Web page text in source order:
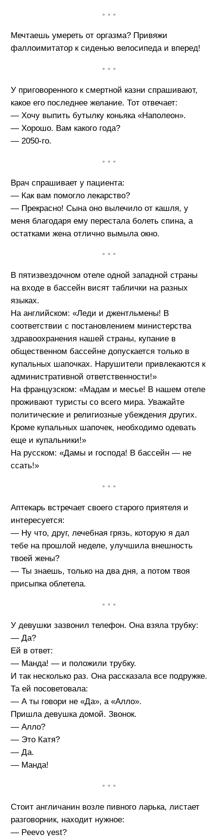
• • •
Мечтаешь умереть от оргазма? Привяжи
фаллоимитатор к сиденью велосипеда и вперед!
• • •
У приговоренного к смертной казни спрашивают,
какое его последнее желание. Тот отвечает:
— Хочу выпить бутылку коньяка «Наполеон».
— Хорошо. Вам какого года?
— 2050-го.
• • •
Врач спрашивает у пациента:
— Как вам помогло лекарство?
— Прекрасно! Сына оно вылечило от кашля, у
меня благодаря ему перестала болеть спина, а
остатками жена отлично вымыла окно.
• • •
В пятизвездочном отеле одной западной страны
на входе в бассейн висят таблички на разных
языках.
На английском: «Леди и джентльмены! В
соответствии с постановлением министерства
здравоохранения нашей страны, купание в
общественном бассейне допускается только в
купальных шапочках. Нарушители привлекаются к
административной ответственности!»
На французском: «Мадам и месье! В нашем отеле
проживают туристы со всего мира. Уважайте
политические и религиозные убеждения других.
Кроме купальных шапочек, необходимо одевать
еще и купальники!»
На русском: «Дамы и господа! В бассейн — не
ссать!»
• • •
Аптекарь встречает своего старого приятеля и
интересуется:
— Ну что, друг, лечебная грязь, которую я дал
тебе на прошлой неделе, улучшила внешность
твоей жены?
— Ты знаешь, только на два дня, а потом твоя
присыпка облетела.
• • •
У девушки зазвонил телефон. Она взяла трубку:
— Да?
Ей в ответ:
— Манда! — и положили трубку.
И так несколько раз. Она рассказала все подружке.
Та ей посоветовала:
— А ты говори не «Да», а «Алло».
Пришла девушка домой. Звонок.
— Алло?
— Это Катя?
— Да.
— Манда!
• • •
Стоит англичанин возле пивного ларька, листает
разговорник, находит нужное:
— Peevo yest?